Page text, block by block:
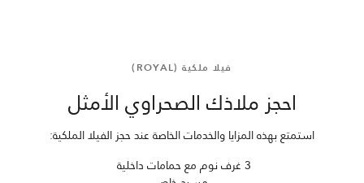
فيلا ملكية (ROYAL)
احجز ملاذك الصحراوي الأمثل
استمتع بهذه المزايا والخدمات الخاصة عند حجز الفيلا الملكية:
3 غرف نوم مع حمامات داخلية